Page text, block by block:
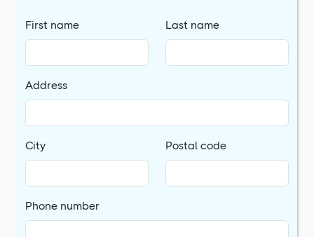
First name Last name
Address
City Postal code
Phone number